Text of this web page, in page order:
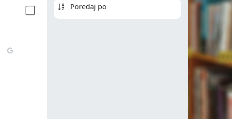
Poredaj po